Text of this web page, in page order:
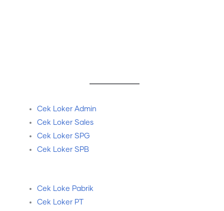
Cek Loker Admin
Cek Loker Sales
Cek Loker SPG
Cek Loker SPB
Cek Loke Pabrik
Cek Loker PT